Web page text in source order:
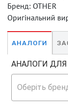
Бренд: OTHER
Оригінальний
АНАЛОГИ
АНАЛОГИ ДЛЯ